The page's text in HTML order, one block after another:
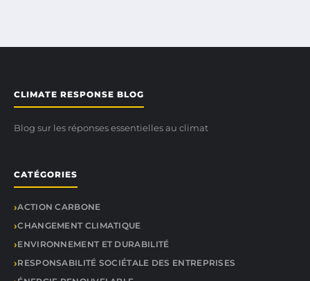
CLIMATE RESPONSE BLOG
Blog sur les réponses essentielles au climat
CATÉGORIES
ACTION CARBONE
CHANGEMENT CLIMATIQUE
ENVIRONNEMENT ET DURABILITÉ
RESPONSABILITÉ SOCIÉTALE DES ENTREPRISES